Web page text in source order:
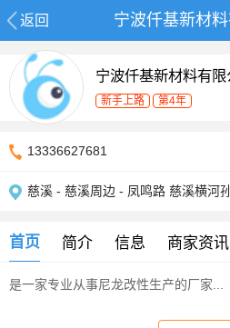
返回 宁波仟基新材料
宁波仟基新材料有限
新手上路 第4年
13336627681
慈溪 - 慈溪周边 - 凤鸣路 慈溪横河
首页 简介 信息 商家资讯
是一家专业从事尼龙改性生产的厂家...